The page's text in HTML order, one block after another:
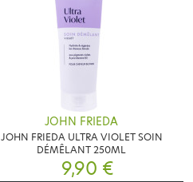
JOHN FRIEDA
JOHN FRIEDA ULTRA VIOLET SOIN
DÉMÊLANT 250ML
9,90 €